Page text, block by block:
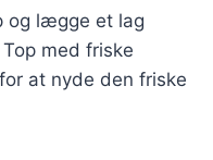
og lægge et lag
med friske
at nyde den friske